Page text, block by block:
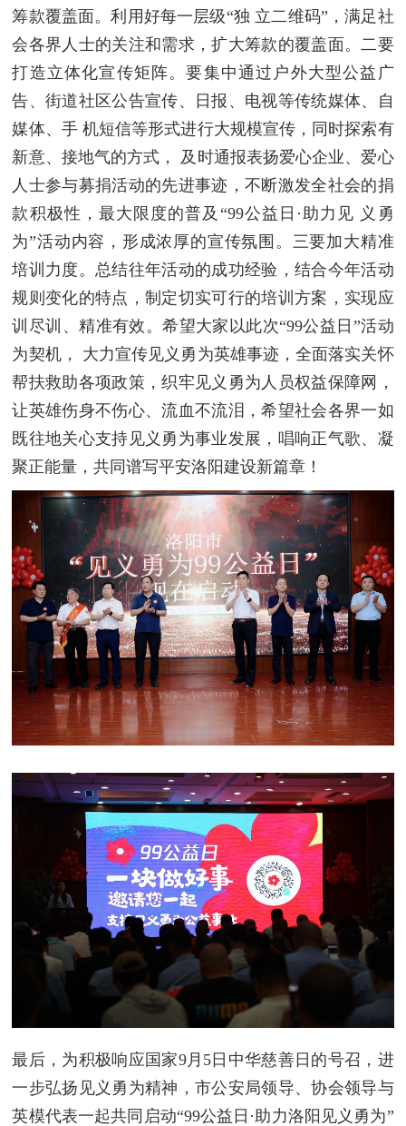
筹款覆盖面。利用好每一层级“独 立二维码”，满足社
会各界人士的关注和需求，扩大筹款的覆盖面。二要
打造立体化宣传矩阵。要集中通过户外大型公益广
告、街道社区公告宣传、日报、电视等传统媒体、自
媒体、手 机短信等形式进行大规模宣传，同时探索有
新意、接地气的方式， 及时通报表扬爱心企业、爱心
人士参与募捐活动的先进事迹，不断激发全社会的捐
款积极性，最大限度的普及“99公益日·助力见 义勇
为”活动内容，形成浓厚的宣传氛围。三要加大精准
培训力度。总结往年活动的成功经验，结合今年活动
规则变化的特点，制定切实可行的培训方案，实现应
训尽训、精准有效。希望大家以此次“99公益日”活动
为契机， 大力宣传见义勇为英雄事迹，全面落实关怀
帮扶救助各项政策，织牢见义勇为人员权益保障网，
让英雄伤身不伤心、流血不流泪，希望社会各界一如
既往地关心支持见义勇为事业发展，唱响正气歌、凝
聚正能量，共同谱写平安洛阳建设新篇章！
最后，为积极响应国家9月5日中华慈善日的号召，进
一步弘扬见义勇为精神，市公安局领导、协会领导与
英模代表一起共同启动“99公益日·助力洛阳见义勇为”